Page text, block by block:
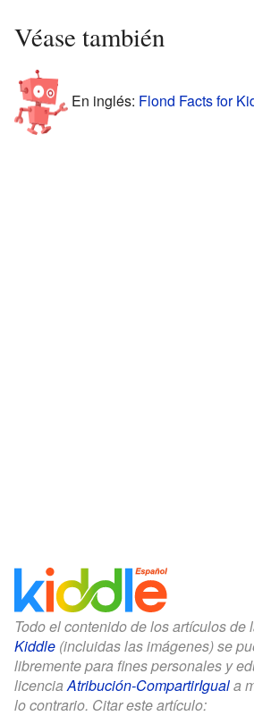
Véase también
En inglés: Flond Facts for
Todo el contenido de los artículos de
Kiddle (incluidas las imágenes) se
libremente para fines personales y
licenciaAtribución-CompartirIguala
lo contrario. Citar este artículo: